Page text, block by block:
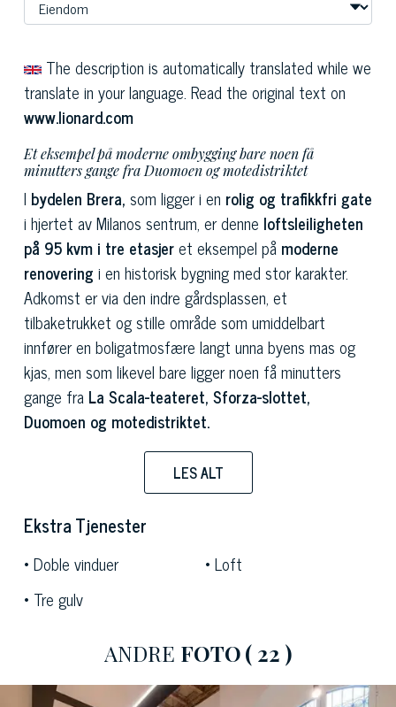
The description is automatically translated while we
translate in your language. Read the original text on
www.lionard.com
Et eksempel på moderne ombygging bare noen få
minutters gange fra Duomoen og motedistriktet
I bydelen Brera, som ligger i en rolig og trafikkfri gate
i hjertet av Milanos sentrum, er denne loftsleiligheten
på 95 kvm i tre etasjeret eksempel på moderne
renovering i en historisk bygning med stor karakter.
Adkomst er via den indre gårdsplassen, et
tilbaketrukket og stille område som umiddelbart
innfører en boligatmosfære langt unna byens mas og
kjas, men som likevel bare ligger noen få minutters
gange fra La Scala-teateret, Sforza-slottet,
Duomoen og motedistriktet.
Mezzaninen huser hovedstuen, etdobbelthøyt rom
med et definerende trekk som er kontrasten mellom
og den moderne malte stålkonstruksjonen
artikulerer rommet med komposisjonspresisjon. Brede
forbinder stuen med det lineære og elegante
indre gårdsplassen, og bringer naturlig lys og utsikt
over de grønne områdene på bygningens balkonger.
LES ALT
Ekstra Tjenester
Doble vinduer
Loft
Tre gulv
ANDRE FOTO( 22 )